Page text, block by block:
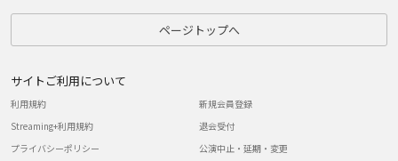
ページトップへ
サイトご利用について
利用規約
Streaming+利用規約
プライバシーポリシー
新規会員登録
退会受付
公演中止・延期・変更